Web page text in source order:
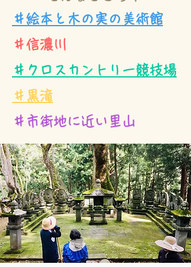
＃絵本と木の実の美術館
＃信濃川
＃クロスカントリー競技場
＃黒滝
＃市街地に近い里山